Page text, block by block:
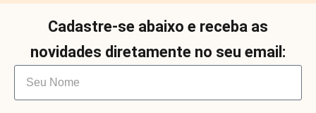
Cadastre-se abaixo e receba as
novidades diretamente no seu email: